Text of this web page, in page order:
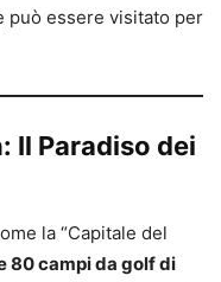
può essere visitato per
Il Paradiso dei
la “Capitale del
80 campi da golf di